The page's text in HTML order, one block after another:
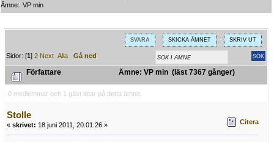
Ämne: VP min
SVARA SKICKA ÄMNET SKRIV UT
Sidor: [1]2 Next Alla Gå ned
Författare Ämne: VP min (läst 7367 gånger)
0 medlemmar och 1 gäst tittar på detta ämne.
Stolle
« skrivet: 18 juni 2011, 20:01:26 » Citera